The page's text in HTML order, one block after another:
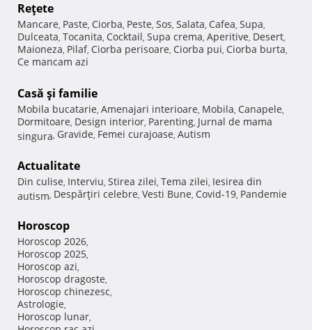
Reţete
Mancare, Paste, Ciorba, Peste, Sos, Salata, Cafea, Supa,
Dulceata, Tocanita, Cocktail, Supa crema, Aperitive, Desert,
Maioneza, Pilaf, Ciorba perisoare, Ciorba pui, Ciorba burta,
Ce mancam azi
Casă şi familie
Mobila bucatarie, Amenajari interioare, Mobila, Canapele,
Dormitoare, Design interior, Parenting, Jurnal de mama
singura, Gravide, Femei curajoase, Autism
Actualitate
Din culise, Interviu, Stirea zilei, Tema zilei, Iesirea din
autism, Despărţiri celebre, Vesti Bune, Covid-19, Pandemie
Horoscop
Horoscop 2026,
Horoscop 2025,
Horoscop azi,
Horoscop dragoste,
Horoscop chinezesc,
Astrologie,
Horoscop lunar,